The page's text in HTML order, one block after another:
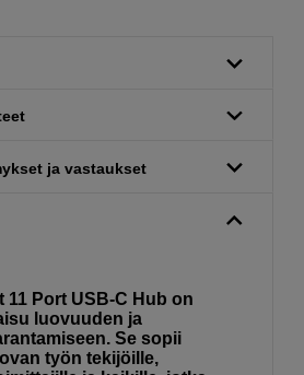
ja vastaukset
11 Port USB-C Hub on
luovuuden ja
Se sopii
työn tekijöille,